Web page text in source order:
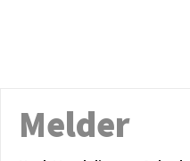
Melder